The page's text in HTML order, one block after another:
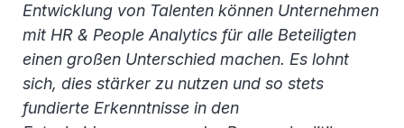
Entwicklung von Talenten können Unternehmen
mit HR & People Analytics für alle Beteiligten
einen großen Unterschied machen. Es lohnt
sich, dies stärker zu nutzen und so stets
fundierte Erkenntnisse in den